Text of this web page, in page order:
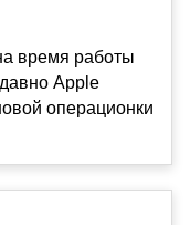
время работы
Apple
операционки